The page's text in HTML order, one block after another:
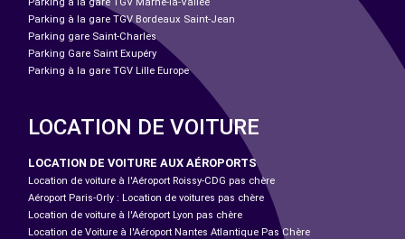
Parking à la gare TGV Bordeaux Saint-Jean
Parking gare Saint-Charles
Parking Gare Saint Exupéry
Parking à la gare TGV Lille Europe
LOCATION DE VOITURE
LOCATION DE VOITURE AUX AÉROPORTS
Location de voiture à l'Aéroport Roissy-CDG pas chère
Aéroport Paris-Orly : Location de voitures pas chère
Location de voiture à l'Aéroport Lyon pas chère
Location de Voiture à l'Aéroport Nantes Atlantique Pas Chère